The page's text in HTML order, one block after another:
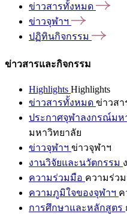
ข่าวสารทั้งหมด
ข่าวจุฬาฯ
ปฏิทินกิจกรรม
ข่าวสารและกิจกรรม
Highlights Highlights
ข่าวสารทั้งหมด ข่าวส
ประกาศจุฬาลงกรณ์มห
มหาวิทยาลัย
ข่าวจุฬาฯ ข่าวจุฬาฯ
งานวิจัยและนวัตกรรม
ความร่วมมือ ความร่ว
ความภูมิใจของจุฬาฯ ค
การศึกษาและหลักสูตร